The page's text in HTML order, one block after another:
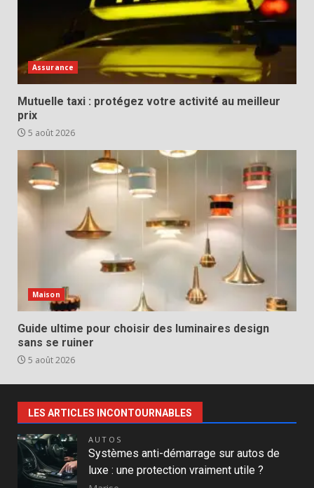
Assurance
Mutuelle taxi : protégez votre activité au meilleur
prix
5 août 2026
Maison
Guide ultime pour choisir des luminaires design
sans se ruiner
5 août 2026
LES ARTICLES INCONTOURNABLES
AUTOS
Systèmes anti-démarrage sur autos de
luxe : une protection vraiment utile ?